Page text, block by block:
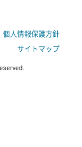
個人情報保護方針
サイトマップ